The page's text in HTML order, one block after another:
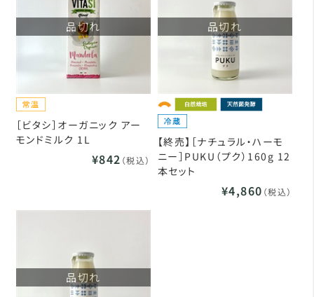
品切れ
［ビタシ］オーガニック アー
モンドミルク 1L
¥842 （税込）
品切れ
【終売】［ナチュラル・ハーモ
ニー］PUKU（プク）160g 12
本セット
¥4,860 （税込）
品切れ